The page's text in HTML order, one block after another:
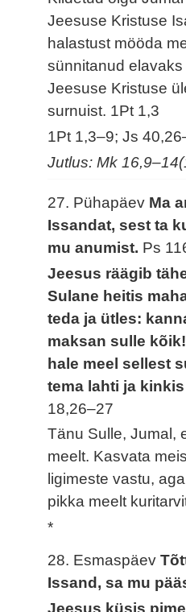
Jeesuse Kristuse
halastust mööda
sünnitanud
Jeesuse Kristuse
surnuist. 1Pt 1,3
1Pt 1,3–9; Js
Jutlus: Mk
27. Pühapäev Ma
Issandat, sest ta
mu anumist. Ps
Jeesus räägib
Sulane heitis
teda ja ütles:
maksan sulle
hale meel sellest
tema lahti ja
18,26–27
Tänu Sulle, Jumal,
meelt. Kasvata
ligimeste vastu,
pikka meelt
*
28. Esmaspäev
Issand, sa mu
Jeesus küsis